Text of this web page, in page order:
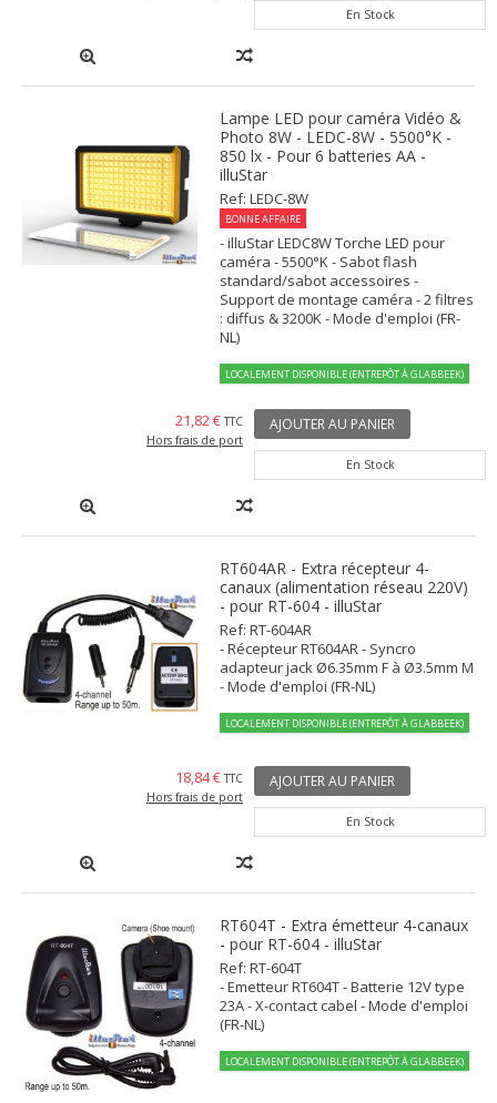
En Stock
Lampe LED pour caméra Vidéo &
Photo 8W - LEDC-8W - 5500°K -
850 lx - Pour 6 batteries AA -
illuStar
Ref: LEDC-8W
BONNE AFFAIRE
- illuStar LEDC8W Torche LED pour
caméra - 5500°K - Sabot flash
standard/sabot accessoires -
Support de montage caméra - 2 filtres
: diffus & 3200K - Mode d'emploi (FR-
NL)
LOCALEMENT DISPONIBLE (ENTREPÔT À GLABBEEK)
21,82 € TTC
Hors frais de port
AJOUTER AU PANIER
En Stock
RT604AR - Extra récepteur 4-
canaux (alimentation réseau 220V)
- pour RT-604 - illuStar
Ref: RT-604AR
- Récepteur RT604AR - Syncro
adapteur jack Ø6.35mm F à Ø3.5mm M
- Mode d'emploi (FR-NL)
LOCALEMENT DISPONIBLE (ENTREPÔT À GLABBEEK)
18,84 € TTC
Hors frais de port
AJOUTER AU PANIER
En Stock
RT604T - Extra émetteur 4-canaux
- pour RT-604 - illuStar
Ref: RT-604T
- Emetteur RT604T - Batterie 12V type
23A - X-contact cabel - Mode d'emploi
(FR-NL)
LOCALEMENT DISPONIBLE (ENTREPÔT À GLABBEEK)